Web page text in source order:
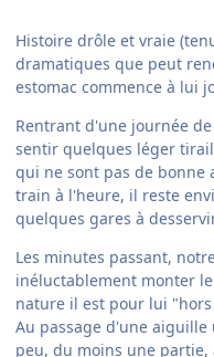
Histoire drôle et vraie
dramatiques que peut
estomac commence à lui
Rentrant d'une journée
sentir quelques léger
qui ne sont pas de bonne
train à l'heure, il reste
quelques gares à
Les minutes passant,
inéluctablement monter
nature il est pour lui
Au passage d'une
peu, du moins une partie,